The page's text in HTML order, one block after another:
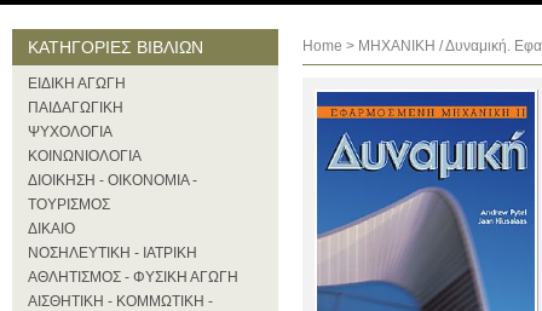
ΚΑΤΗΓΟΡΙΕΣ ΒΙΒΛΙΩΝ
ΕΙΔΙΚΗ ΑΓΩΓΗ
ΠΑΙΔΑΓΩΓΙΚΗ
ΨΥΧΟΛΟΓΙΑ
ΚΟΙΝΩΝΙΟΛΟΓΙΑ
ΔΙΟΙΚΗΣΗ - ΟΙΚΟΝΟΜΙΑ -
ΤΟΥΡΙΣΜΟΣ
ΔΙΚΑΙΟ
ΝΟΣΗΛΕΥΤΙΚΗ - ΙΑΤΡΙΚΗ
ΑΘΛΗΤΙΣΜΟΣ - ΦΥΣΙΚΗ ΑΓΩΓΗ
ΑΙΣΘΗΤΙΚΗ - ΚΟΜΜΩΤΙΚΗ -
Home > ΜΗΧΑΝΙΚΗ / Δυναμική.